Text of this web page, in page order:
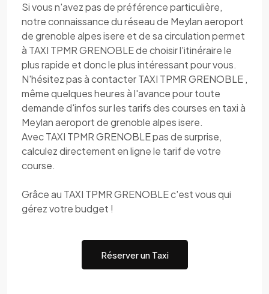
Si vous n'avez pas de préférence particulière,
notre connaissance du réseau de Meylan aeroport
de grenoble alpes isere et de sa circulation permet
à TAXI TPMR GRENOBLE de choisir l'itinéraire le
plus rapide et donc le plus intéressant pour vous.
N'hésitez pas à contacter TAXI TPMR GRENOBLE ,
même quelques heures à l'avance pour toute
demande d'infos sur les tarifs des courses en taxi à
Meylan aeroport de grenoble alpes isere.
Avec TAXI TPMR GRENOBLE pas de surprise,
calculez directement en ligne le tarif de votre
course.
Grâce au TAXI TPMR GRENOBLE c'est vous qui
gérez votre budget !
Réserver un Taxi